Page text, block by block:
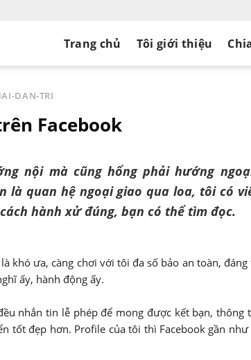
Trang chủ Tôi giới thiệu
DAN-TRI
Facebook
nội mà cũng hổng phải hướng
là quan hệ ngoại giao qua loa, tôi có
hành xử đúng, bạn có thể tìm đọc.
khó ưa, càng chơi với tôi đa số bảo an toàn, đáng
ấy, hành động ấy.
nhắn tin lễ phép để mong được kết bạn, thông
tốt đẹp hơn. Profile của tôi thì Facebook gần